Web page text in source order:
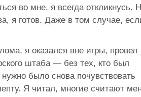
во мне, я всегда откликнусь.
я готов. Даже в том случае,
я оказался вне игры, провел
штаба — без тех, кто был
было снова почувствовать
Я читал, многие считают